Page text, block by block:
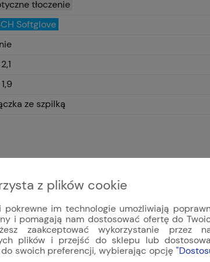
tłoczenie
Softglove
ze szpilką
z plików cookie
pokrewne im technologie umożliwiają
i pomagają nam dostosować ofertę do
zaakceptować wykorzystanie przez
plików i przejść do sklepu lub
swoich preferencji, wybierając opcję